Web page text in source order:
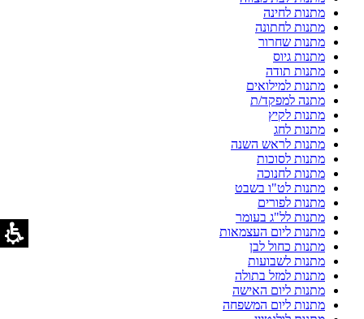
מתנות לחינה
מתנות לחתונה
מתנות שחרור
מתנות גיוס
מתנות תודה
מתנות למילואים
מתנה למפקד/ת
מתנות לקיץ
מתנות לחג
מתנות לראש השנה
מתנות לסוכות
מתנות לחנוכה
מתנות לט"ו בשבט
מתנות לפורים
מתנות לל"ג בעומר
מתנות ליום העצמאות
מתנות כחול לבן
מתנות לשבועות
מתנות למזל בתולה
מתנות ליום האישה
מתנות ליום המשפחה